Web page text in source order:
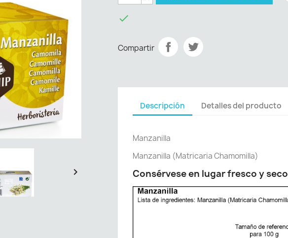


Compartir
Descripción Detalles del producto
Manzanilla
Manzanilla (Matricaria Chamomilla)
Consérvese en lugar fresco y seco